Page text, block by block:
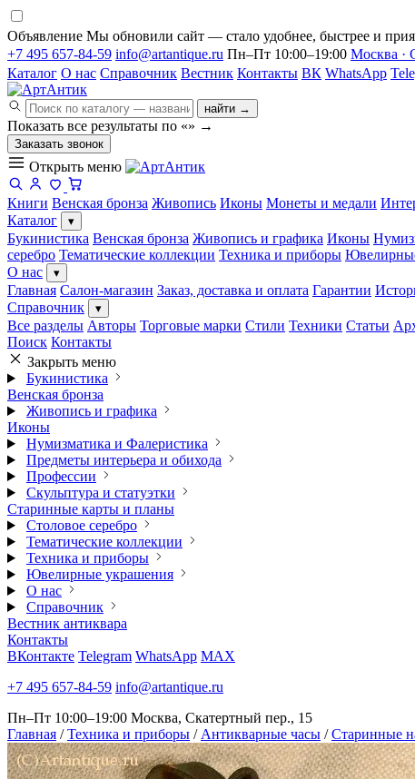
Объявление Мы обновили сайт — стало удобнее, быстрее и
+7 495 657-84-59 info@artantique.ru Пн–Пт 10:00–19:00 Москва ·
Каталог О нас Справочник Вестник Контакты ВК WhatsApp
найти →
Показать все результаты по «» →
Заказать звонок
Открыть меню
Книги Венская бронза Живопись Иконы Монеты и медали
Каталог
▾
Букинистика Венская бронза Живопись и графика Иконы
серебро Тематические коллекции Техника и приборы
О нас
▾
Главная Салон-магазин Заказ, доставка и оплата Гарантии
Справочник
▾
Все разделы Авторы Торговые марки Стили Техники Статьи
Поиск Контакты
Закрыть меню
Букинистика
Венская бронза
Живопись и графика
Иконы
Нумизматика и Фалеристика
Предметы интерьера и обихода
Профессии
Скульптура и статуэтки
Старинные карты и планы
Столовое серебро
Тематические коллекции
Техника и приборы
Ювелирные украшения
О нас
Справочник
Вестник антиквара
Контакты
ВКонтакте Telegram WhatsApp MAX
+7 495 657-84-59 info@artantique.ru
Пн–Пт 10:00–19:00 Москва, Скатертный пер., 15
Главная / Техника и приборы / Антикварные часы / Старинные